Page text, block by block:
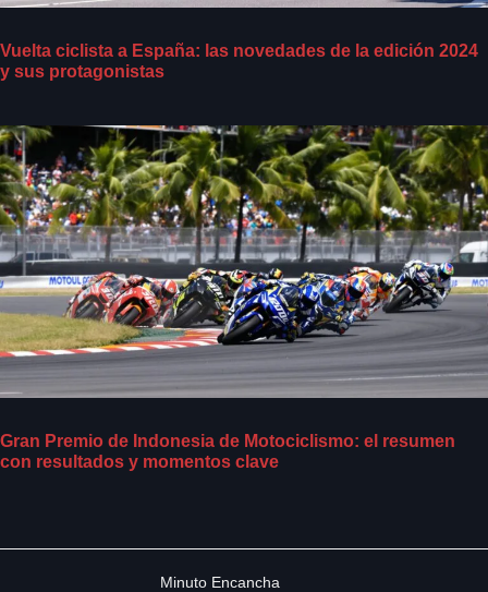
Vuelta ciclista a España: las novedades de la edición 2024
y sus protagonistas
Gran Premio de Indonesia de Motociclismo: el resumen
con resultados y momentos clave
Minuto Encancha